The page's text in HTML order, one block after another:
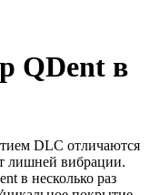
QDent в
DLC отличаются
лишней вибрации.
в несколько раз